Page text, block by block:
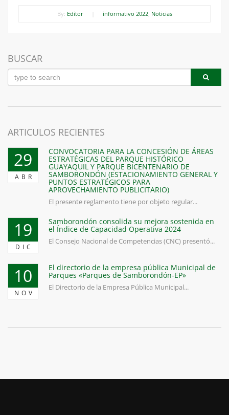
By: Editor informativo 2022, Noticias
BUSCAR
ARTICULOS RECIENTES
29
ABR
CONVOCATORIA PARA LA CONCESIÓN DE ÁREAS
ESTRATÉGICAS DEL PARQUE HISTÓRICO
GUAYAQUIL Y PARQUE BICENTENARIO DE
SAMBORONDÓN (ESTACIONAMIENTO GENERAL Y
PUNTOS ESTRATÉGICOS PARA
APROVECHAMIENTO PUBLICITARIO)
El presente reglamento tiene por objeto regular...
19
DIC
Samborondón consolida su mejora sostenida en
el Índice de Capacidad Operativa 2024
El Consejo Nacional de Competencias (CNC) presentó...
10
NOV
El directorio de la empresa pública Municipal de
Parques «Parques de Samborondón-EP»
El Directorio de la Empresa Pública Municipal...